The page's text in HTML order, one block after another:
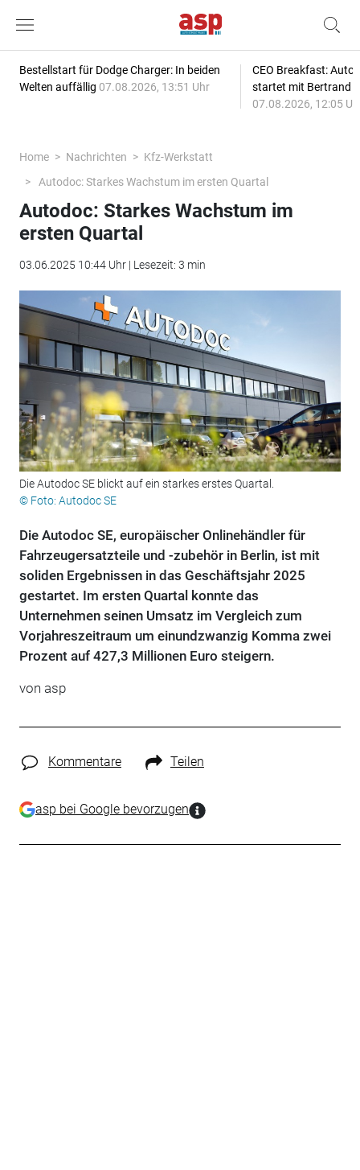
Bestellstart für Dodge Charger: In beiden
Welten auffällig 07.08.2026, 13:51 Uhr
CEO Breakfast:
startet mit Bertrand
07.08.2026, 12:05
Home Nachrichten
Kfz-Werkstatt
Autodoc: Starkes Wachstum im ersten Quartal
Autodoc: Starkes Wachstum im
ersten Quartal
03.06.2025 10:44 Uhr | Lesezeit: 3 min
Die Autodoc SE blickt auf ein starkes erstes Quartal.
© Foto: Autodoc SE
Die Autodoc SE, europäischer Onlinehändler für
Fahrzeugersatzteile und -zubehör in Berlin, ist mit
soliden Ergebnissen in das Geschäftsjahr 2025
gestartet. Im ersten Quartal konnte das
Unternehmen seinen Umsatz im Vergleich zum
Vorjahreszeitraum um einundzwanzig Komma zwei
Prozent auf 427,3 Millionen Euro steigern.
von asp
Kommentare Teilen
asp bei Google bevorzugen